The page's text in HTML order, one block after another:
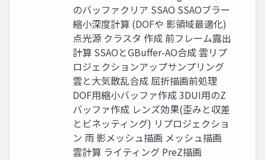
のバッファクリア SSAO SSAOブラー
縮小深度計算 (DOFや 影領域最適化)
点光源 クラスタ 作成 前フレーム露出
計算 SSAOとGBuffer-AO合成 雲リプ
ロジェクションアップサンプリング
雲と大気散乱合成 屈折描画前処理
DOF用縮小バッファ作成 3DUI用のZ
バッファ作成 レンズ効果(歪みと収差
とビネッティング) リプロジェクショ
ン 雨 影メッシュ描画 メッシュ描画
雲計算 ライティング PreZ描画